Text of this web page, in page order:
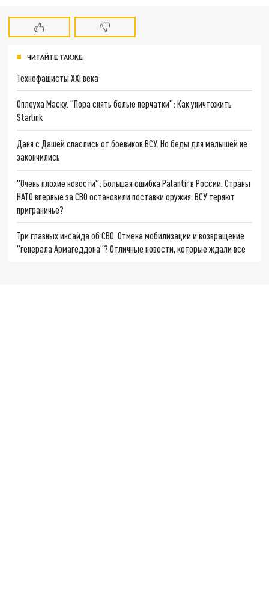
ЧИТАЙТЕ ТАКЖЕ:
Технофашисты XXI века
Оплеуха Маску. "Пора снять белые перчатки": Как уничтожить
Starlink
Даня с Дашей спаслись от боевиков ВСУ. Но беды для малышей не
закончились
"Очень плохие новости": Большая ошибка Palantir в России. Страны
НАТО впервые за СВО остановили поставки оружия. ВСУ теряют
приграничье?
Три главных инсайда об СВО. Отмена мобилизации и возвращение
"генерала Армагеддона"? Отличные новости, которые ждали все